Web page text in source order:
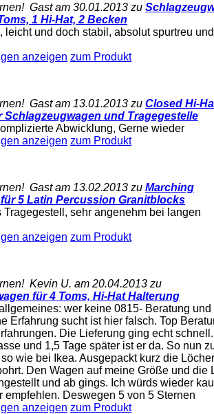
Gast am 30.01.2013 zu
1 Hi-Hat, 2 Becken
leicht und doch stabil, absolut spurtreu
anzeigen zum Produkt
Gast am 13.01.2013 zu Closed Hi-
Schlagzeugwagen und Tragegestelle
Abwicklung, Gerne wieder
anzeigen zum Produkt
Gast am 13.02.2013 zu Marching
5 Latin Percussion Granitblocks
Tragegestell, sehr angenehm bei langen
anzeigen zum Produkt
Kevin U. am 20.04.2013 zu
für 4 Toms, Hi-Hat Halterung
wer keine 0815- Beratung und
Erfahrung sucht ist hier falsch. Top
Die Lieferung ging echt
und 1,5 Tage später ist er da. So nun
wie bei Ikea. Ausgepackt kurz die
Den Wagen auf meine Größe und die
und ab gings. Ich würds wieder
empfehlen. Deswegen 5 von 5 Sternen
anzeigen zum Produkt